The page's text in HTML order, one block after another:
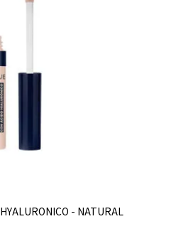
- NATURAL